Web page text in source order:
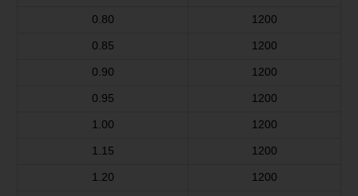
0.80 1200
0.85 1200
0.90 1200
0.95 1200
1.00 1200
1.15 1200
1.20 1200